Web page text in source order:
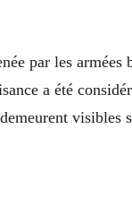
par les armées
a été
visibles